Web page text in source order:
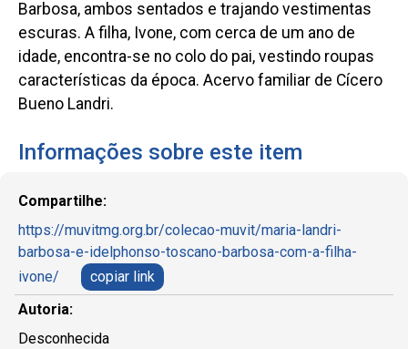
Barbosa, ambos sentados e trajando vestimentas
escuras. A filha, Ivone, com cerca de um ano de
idade, encontra-se no colo do pai, vestindo roupas
características da época. Acervo familiar de Cícero
Bueno Landri.
Informações sobre este item
Compartilhe:
https://muvitmg.org.br/colecao-muvit/maria-landri-
barbosa-e-idelphonso-toscano-barbosa-com-a-filha-
ivone/
copiar link
Autoria:
Desconhecida